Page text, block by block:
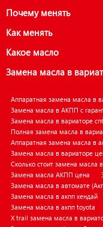
Почему менять
Как менять
Какое масло
Замена масла в
Аппаратная замена масла в
Замена масла в АКПП с
Замена масла в вариаторе
Полная замена масла в
Аппаратная замена масла в
Замена масла в вариаторе
Сколько стоит замена масла
Замена масла АКПП цена
Замена масла в автомате
Замена масла в акпп хендай
Замена масла в акпп toyota
X trail замена масла в